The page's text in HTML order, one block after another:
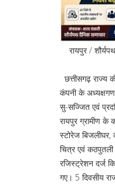
रायपुर /
छत्तीसगढ़ राज्य
कंपनी के अध्यक्षगण
सु-सज्जित एवं
रायपुर ग्रामीण के
स्टोरेज बिजलीघर,
चित्र एवं
रजिस्ट्रेशन दर्ज
गए। 5 दिवसीय